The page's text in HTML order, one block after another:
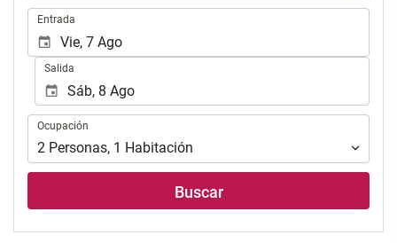
Entrada
Salida
Ocupación
Ocupación
2 Personas, 1 Habitación
Buscar